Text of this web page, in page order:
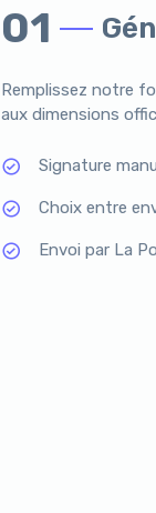
01
Remplissez notre
aux dimensions
Signature
Choix entre
Envoi par La